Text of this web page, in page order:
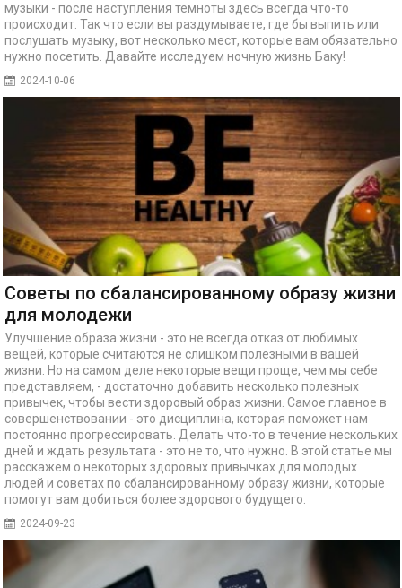
музыки - после наступления темноты здесь всегда что-то
происходит. Так что если вы раздумываете, где бы выпить или
послушать музыку, вот несколько мест, которые вам обязательно
нужно посетить. Давайте исследуем ночную жизнь Баку!
2024-10-06
Советы по сбалансированному образу жизни
для молодежи
Улучшение образа жизни - это не всегда отказ от любимых
вещей, которые считаются не слишком полезными в вашей
жизни. Но на самом деле некоторые вещи проще, чем мы себе
представляем, - достаточно добавить несколько полезных
привычек, чтобы вести здоровый образ жизни. Самое главное в
совершенствовании - это дисциплина, которая поможет нам
постоянно прогрессировать. Делать что-то в течение нескольких
дней и ждать результата - это не то, что нужно. В этой статье мы
расскажем о некоторых здоровых привычках для молодых
людей и советах по сбалансированному образу жизни, которые
помогут вам добиться более здорового будущего.
2024-09-23